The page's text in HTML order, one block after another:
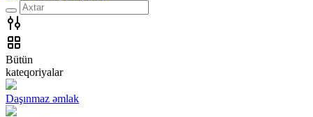
Bütün
kateqoriyalar
Daşınmaz əmlak